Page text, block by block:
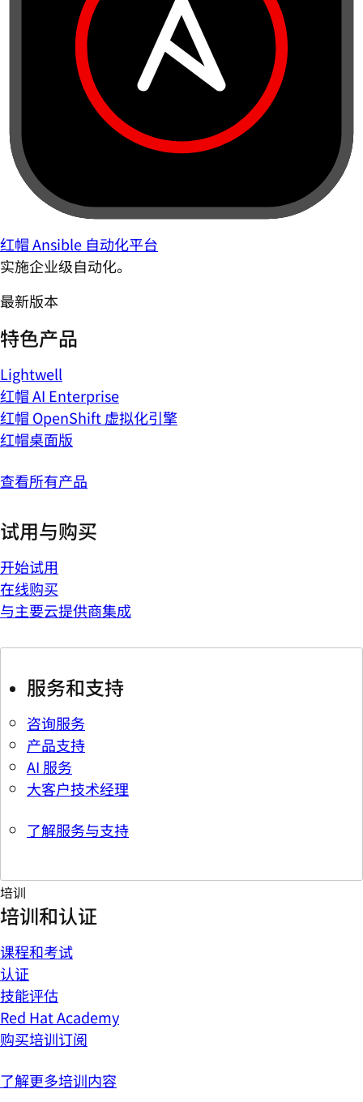
红帽 Ansible 自动化平台
实施企业级自动化。
最新版本
特色产品
Lightwell
红帽 AI Enterprise
红帽 OpenShift 虚拟化引擎
红帽桌面版
查看所有产品
试用与购买
开始试用
在线购买
与主要云提供商集成
服务和支持
咨询服务
产品支持
AI 服务
大客户技术经理
了解服务与支持
培训
培训和认证
课程和考试
认证
技能评估
Red Hat Academy
购买培训订阅
了解更多培训内容